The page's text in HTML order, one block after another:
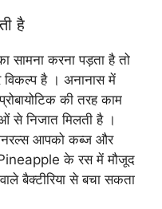
है
सामना करना पड़ता है तो
है । अनानास में
की तरह काम
से निजात मिलती है ।
आपको कब्ज और
के रस में मौजूद
बैक्टीरिया से बचा सकता